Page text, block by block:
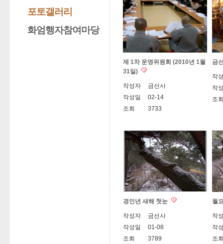
포토갤러리
화엄행자참여마당
제 1차 운영위원회 (2010년 1월
31일)
작성자
금선사
작성일
02-14
조회
3733
금
작
작
조
경인년 새해 첫눈
작성자
금선사
작성일
01-08
조회
3789
월
작
작
조